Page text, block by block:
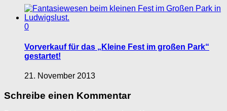
0
Vorverkauf für das „Kleine Fest im großen Park“
gestartet!
21. November 2013
Schreibe einen Kommentar